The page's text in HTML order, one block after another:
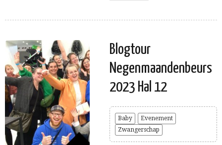
Blogtour
Negenmaandenbeurs
2023 Hal 12
Baby
Evenement
Zwangerschap